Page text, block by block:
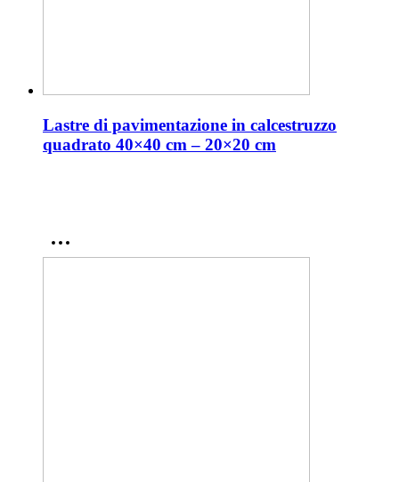
Lastre di pavimentazione in calcestruzzo
quadrato 40×40 cm – 20×20 cm